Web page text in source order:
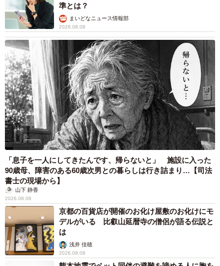
準とは？
まいどなニュース情報部
2026.08.08
「息子を一人にしてきたんです、帰らないと」 施設に入った
90歳母、障害のある60歳次男との暮らしは行き詰まり…【司法
書士の現場から】
山下 静香
2026.08.08
京都の百貨店が開催のお化け屋敷のお化けにモ
デルがいる 比叡山延暦寺の僧侶が語る伝説と
は
浅井 佳穂
2026.08.08